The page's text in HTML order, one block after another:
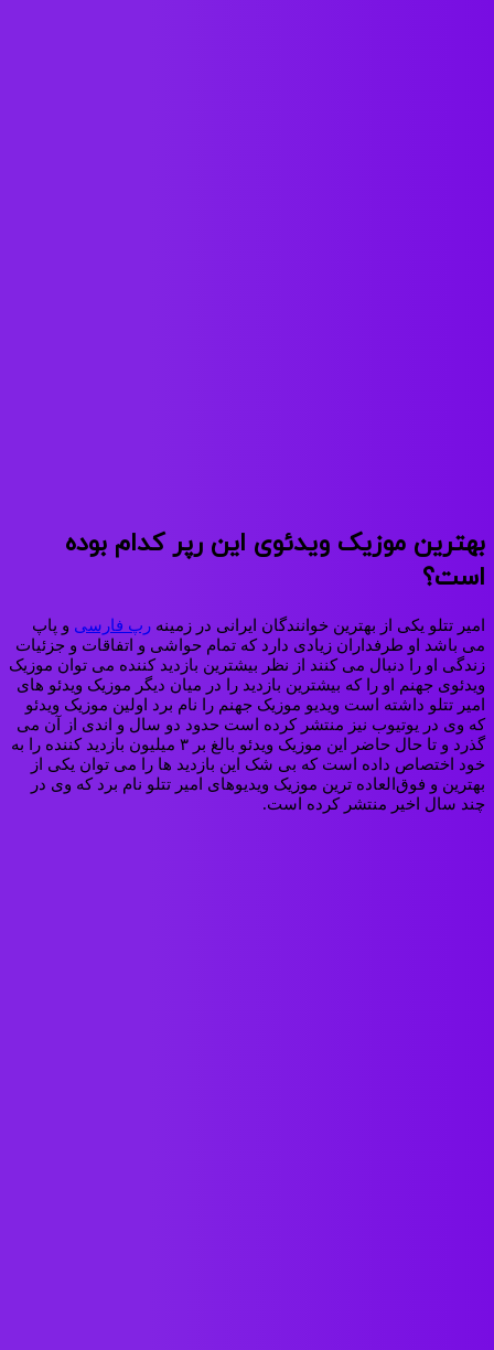
بهترین موزیک ویدئوی این رپر کدام بوده
است؟
امیر تتلو یکی از بهترین خوانندگان ایرانی در زمینه رپ فارسی و پاپ
می‌ باشد او طرفداران زیادی دارد که تمام حواشی و اتفاقات و جزئیات
زندگی او را دنبال می‌ کنند از نظر بیشترین بازدید کننده می‌ توان موزیک
ویدئوی جهنم او را که بیشترین بازدید را در میان دیگر موزیک ویدئو های
امیر تتلو داشته‌ است ویدیو موزیک جهنم را نام برد اولین موزیک ویدئو
که وی در یوتیوب نیز منتشر کرده‌ است حدود دو سال و اندی از آن می‌
گذرد و تا حال حاضر این موزیک ویدئو بالغ‌ بر ۳ میلیون بازدید کننده را به
خود اختصاص داده‌ است که بی‌ شک این بازدید ها را می‌ توان یکی از
بهترین و فوق‌العاده‌ ترین موزیک ویدیوهای امیر تتلو نام برد که وی در
چند سال اخیر منتشر کرده‌ است.